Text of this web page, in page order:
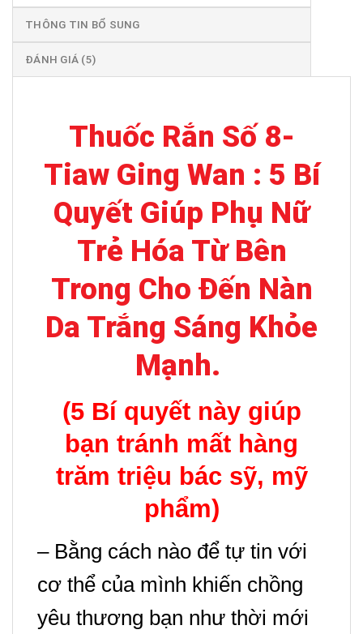
THÔNG TIN BỔ SUNG
ĐÁNH GIÁ (5)
Thuốc Rắn Số 8-
Tiaw Ging Wan : 5 Bí
Quyết Giúp Phụ Nữ
Trẻ Hóa Từ Bên
Trong Cho Đến Nàn
Da Trắng Sáng Khỏe
Mạnh.
(5 Bí quyết này giúp
bạn tránh mất hàng
trăm triệu bác sỹ, mỹ
phẩm)
– Bằng cách nào để tự tin với
cơ thể của mình khiến chồng
yêu thương bạn như thời mới